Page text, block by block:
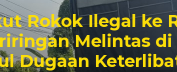
Ilegal ke Riau,
Melintas di Kota
Keterlibatan